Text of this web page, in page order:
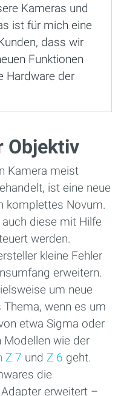
Kameras und
ist für mich eine
dass wir
Funktionen
Hardware der
Objektiv
Kamera meist
ist eine neue
komplettes Novum.
diese mit Hilfe
werden.
kleine Fehler
erweitern.
um neue
wenn es um
etwa Sigma oder
Modellen wie der
Z 7 und Z 6 geht.
die
erweitert –